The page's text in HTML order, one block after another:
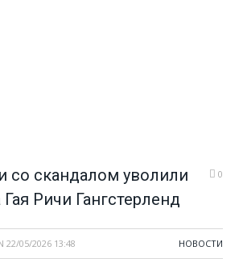
со скандалом уволили
Гая Ричи Гангстерленд
0
22/05/2026 13:48 НОВОСТИ